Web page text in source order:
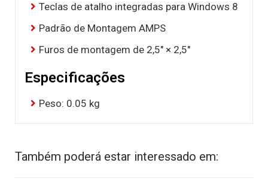
Teclas de atalho integradas para Windows 8
Padrão de Montagem AMPS
Furos de montagem de 2,5" × 2,5"
Especificações
Peso: 0.05 kg
Também poderá estar interessado em: